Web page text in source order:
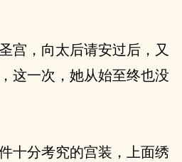
宫，向太后请安过后，又
这一次，她从始至终也没
十分考究的宫装，上面绣